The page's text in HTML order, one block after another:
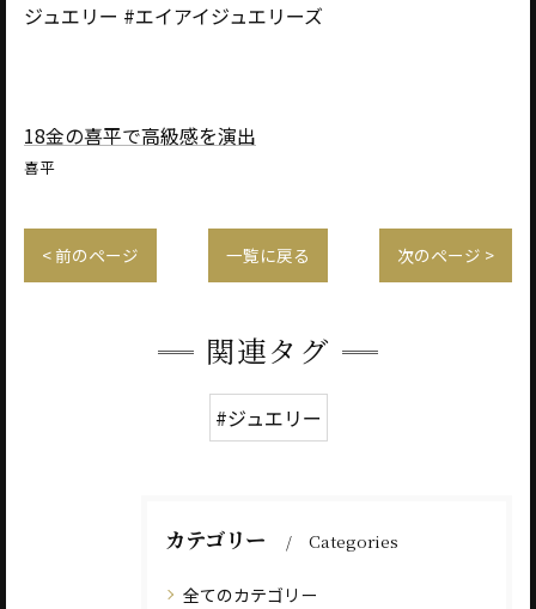
ジュエリー #エイアイジュエリーズ
18金の喜平で高級感を演出
喜平
< 前のページ 一覧に戻る 次のページ >
関連タグ
#ジュエリー
カテゴリー Categories
全てのカテゴリー